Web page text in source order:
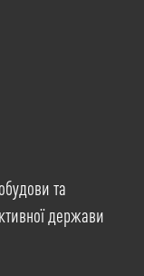
та
держави